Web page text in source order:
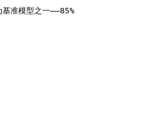
准模型之一——85%